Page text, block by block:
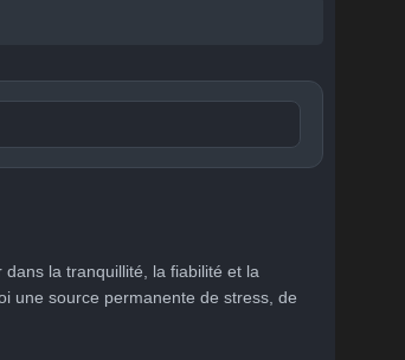
Surpris Déçu Enervé Effrayé
Publier
dans la tranquillité, la fiabilité et la
une source permanente de stress, de